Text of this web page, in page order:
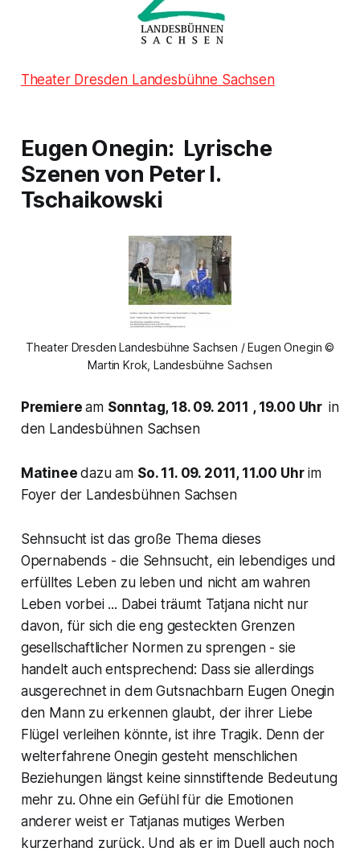
Theater Dresden Landesbühne Sachsen
Eugen Onegin: Lyrische
Szenen von Peter I.
Tschaikowski
Theater Dresden Landesbühne Sachsen / Eugen Onegin ©
Martin Krok, Landesbühne Sachsen
Premieream Sonntag, 18. 09. 2011 , 19.00 Uhr in
den Landesbühnen Sachsen
Matineedazu am So. 11. 09. 2011, 11.00 Uhrim
Foyer der Landesbühnen Sachsen
Sehnsucht ist das große Thema dieses
Opernabends - die Sehnsucht, ein lebendiges und
erfülltes Leben zu leben und nicht am wahren
Leben vorbei ... Dabei träumt Tatjananicht nur
davon, für sich die eng gesteckten Grenzen
gesellschaftlicher Normen zu sprengen - sie
handelt auch entsprechend: Dass sie allerdings
ausgerechnet in dem Gutsnachbarn Eugen Onegin
den Mann zu erkennen glaubt, der ihrer Liebe
Flügel verleihen könnte, ist ihre Tragik. Denn der
welterfahreneOnegingesteht menschlichen
Beziehungen längst keine sinnstiftende Bedeutung
mehr zu. Ohne ein Gefühl für die Emotionen
anderer weist er Tatjanas mutiges Werben
kurzerhand zurück. Und als er im Duell auch noch